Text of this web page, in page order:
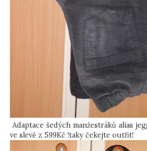
Adaptace šedých manžestráků alias
ve slevě z 599Kč !taky čekejte outfit!